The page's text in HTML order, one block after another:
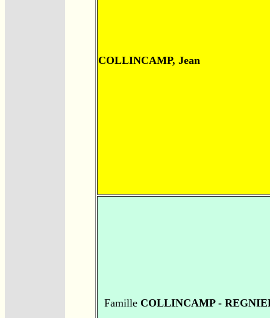
COLLINCAMP, Jean
FamilleCOLLINCAMP -